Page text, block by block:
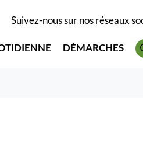
Suivez-nous sur nos réseaux
DÉMARCHES